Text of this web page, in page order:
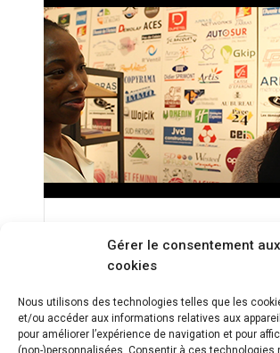
Gérer le consentement aux
cookies
Nous utilisons des technologies telles que les
et/ou accéder aux informations relatives aux
pour améliorer l’expérience de navigation et pour
(non-)personnalisées. Consentir à ces technologies
Dinga Mbomi par
Roche Vendée